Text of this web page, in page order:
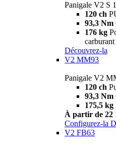
Panigale V2 S
120 ch
93,3 Nm
176 kg
carburant
Découvrez-la
V2 MM93
Panigale V2
120 ch
93,3 Nm
175,5 kg
À partir de 22
Configurez-la
V2 FB63